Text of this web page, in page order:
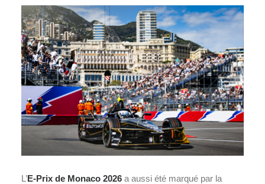
L’E-Prix de Monaco 2026 a aussi été marqué par la